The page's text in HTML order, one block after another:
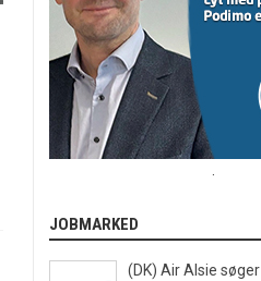
JOBMARKED
(DK) Air Alsie søger